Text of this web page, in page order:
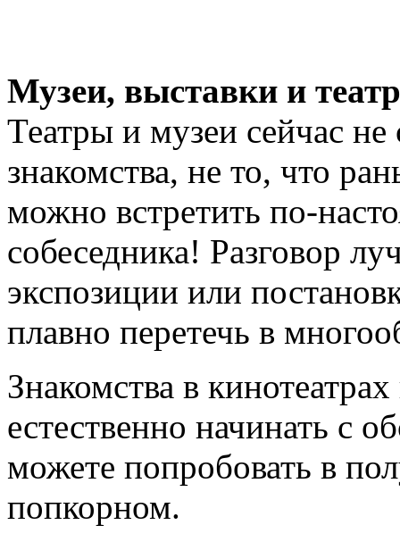
Музеи, выставки и
Театры и музеи сейчас
знакомства, не то, что
можно встретить по-
собеседника! Разговор
экспозиции или
плавно перетечь в
Знакомства в
естественно начинать с
можете попробовать в
попкорном.